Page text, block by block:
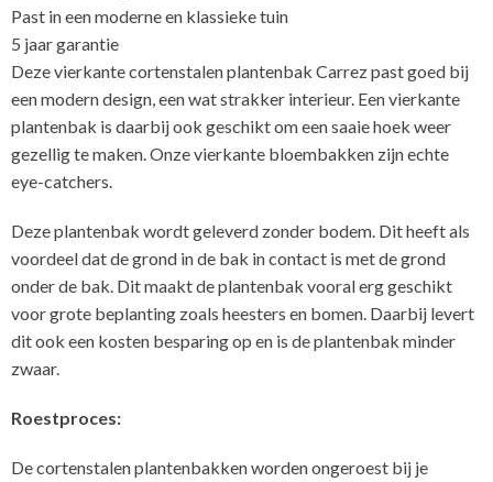
Past in een moderne en klassieke tuin
5 jaar garantie
Deze vierkante cortenstalen plantenbak Carrez past goed bij
een modern design, een wat strakker interieur. Een vierkante
plantenbak is daarbij ook geschikt om een saaie hoek weer
gezellig te maken. Onze vierkante bloembakken zijn echte
eye-catchers.
Deze plantenbak wordt geleverd zonder bodem. Dit heeft als
voordeel dat de grond in de bak in contact is met de grond
onder de bak. Dit maakt de plantenbak vooral erg geschikt
voor grote beplanting zoals heesters en bomen. Daarbij levert
dit ook een kosten besparing op en is de plantenbak minder
zwaar.
Roestproces:
De cortenstalen plantenbakken worden ongeroest bij je